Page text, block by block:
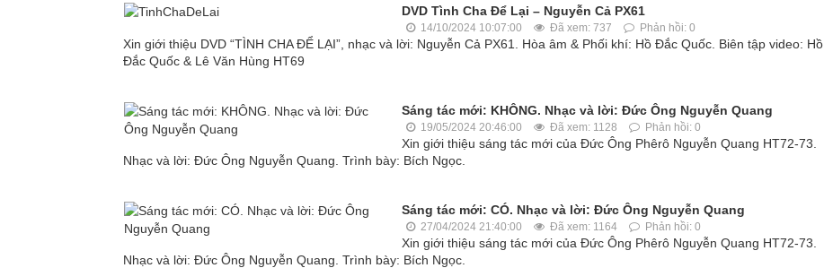
DVD Tình Cha Để Lại – Nguyễn Cả PX61
14/10/2024 10:07:00 Đã xem: 737 Phản hồi: 0
Xin giới thiệu DVD “TÌNH CHA ĐỂ LẠI”, nhạc và lời: Nguyễn Cả PX61. Hòa âm & Phối khí: Hồ Đắc Quốc. Biên tập video: Hồ
Đắc Quốc & Lê Văn Hùng HT69
Sáng tác mới: KHÔNG. Nhạc và lời: Đức Ông Nguyễn Quang
19/05/2024 20:46:00 Đã xem: 1128 Phản hồi: 0
Xin giới thiệu sáng tác mới của Đức Ông Phêrô Nguyễn Quang HT72-73.
Nhạc và lời: Đức Ông Nguyễn Quang. Trình bày: Bích Ngọc.
Sáng tác mới: CÓ. Nhạc và lời: Đức Ông Nguyễn Quang
27/04/2024 21:40:00 Đã xem: 1164 Phản hồi: 0
Xin giới thiệu sáng tác mới của Đức Ông Phêrô Nguyễn Quang HT72-73.
Nhạc và lời: Đức Ông Nguyễn Quang. Trình bày: Bích Ngọc.